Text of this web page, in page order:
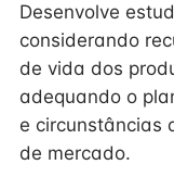
Desenvolve
considerando
de vida dos
adequando o
e circunstâncias
de mercado.